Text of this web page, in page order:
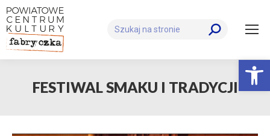
Szukaj:
FESTIWAL SMAKU I TRADYCJI